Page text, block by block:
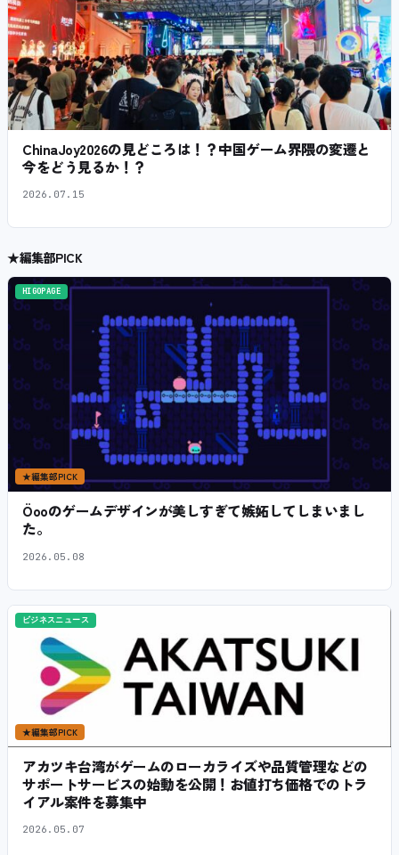
ChinaJoy2026の見どころは！？中国ゲーム界隈の変遷と
今をどう見るか！？
2026.07.15
★編集部PICK
HIGOPAGE
★編集部PICK
Öooのゲームデザインが美しすぎて嫉妬してしまいまし
た。
2026.05.08
ビジネスニュース
★編集部PICK
アカツキ台湾がゲームのローカライズや品質管理などの
サポートサービスの始動を公開！お値打ち価格でのトラ
イアル案件を募集中
2026.05.07